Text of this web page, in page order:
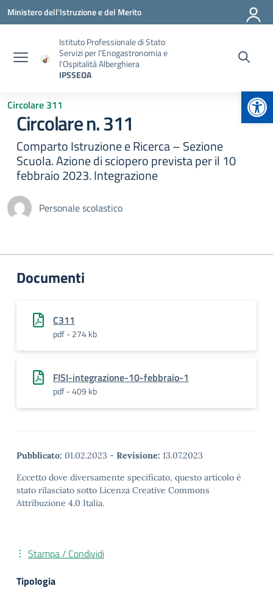
Vai ai contenuti
Vai al menu di navigazione
Vai al footer
Ministero dell'Istruzione e del Merito
Istituto Professionale di Stato
Servizi per l'Enogastronomia e
l'Ospitalità Alberghiera
IPSSEOA
Circolare 311
Circolare n. 311
Comparto Istruzione e Ricerca – Sezione
Scuola. Azione di sciopero prevista per il 10
febbraio 2023. Integrazione
Personale scolastico
Documenti
C311
pdf - 274 kb
FISI-integrazione-10-febbraio-1
pdf - 409 kb
Pubblicato: 01.02.2023 - Revisione: 13.07.2023
Eccetto dove diversamente specificato, questo articolo è
stato rilasciato sotto Licenza Creative Commons
Attribuzione 4.0 Italia.
Stampa / Condividi
Tipologia